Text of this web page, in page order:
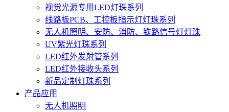
视觉光源专用LED灯珠系列
线路板PCB、工控板指示灯灯珠系列
无人机照明、安防、消防、铁路信号灯灯珠
UV紫光灯珠系列
LED红外发射管系列
LED红外接收头系列
新品定制灯珠系列
产品应用
无人机照明